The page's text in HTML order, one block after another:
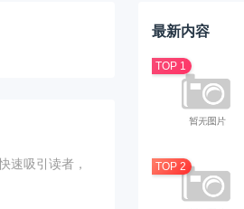
速吸引读者，
最新内容